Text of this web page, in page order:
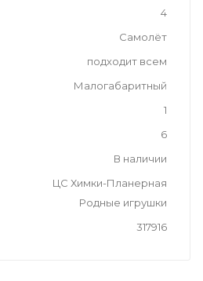
4
Самолёт
подходит всем
Малогабаритный
1
6
В наличии
ЦС Химки-Планерная
Родные игрушки
317916